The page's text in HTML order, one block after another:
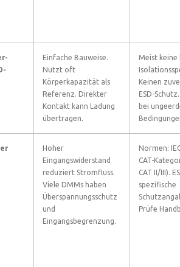
Einfache Bauweise.
Nutzt oft
Körperkapazität als
Referenz. Direkter
Kontakt kann Ladung
übertragen.
Meist keine
Keinen
ESD-
bei
Hoher
Eingangswiderstand
reduziert Stromfluss.
Viele DMMs haben
Überspannungsschutz
und
Eingangsbegrenzung.
Normen:
CAT-
CAT II/III).
spezifische
Prüfe